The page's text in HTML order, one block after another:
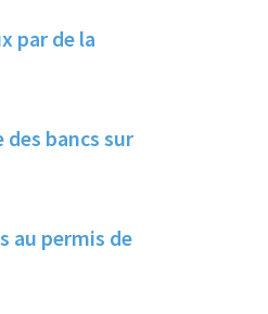
par de la
bancs sur
au permis de